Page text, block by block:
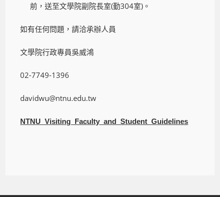
前，送至文學院副院長室(勤304室)。
如有任何問題，請洽承辦人員
文學院行政專員吳威鴻
02-7749-1396
davidwu@ntnu.edu.tw
NTNU_Visiting_Faculty_and_Student_Guidelines